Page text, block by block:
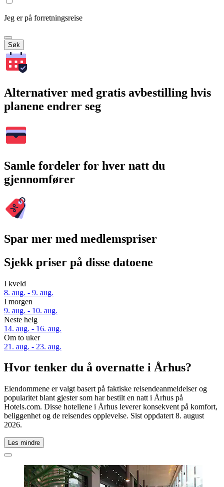
Jeg er på forretningsreise
Søk
Alternativer med gratis avbestilling hvis
planene endrer seg
Samle fordeler for hver natt du
gjennomfører
Spar mer med medlemspriser
Sjekk priser på disse datoene
I kveld
8. aug. - 9. aug.
I morgen
9. aug. - 10. aug.
Neste helg
14. aug. - 16. aug.
Om to uker
21. aug. - 23. aug.
Hvor tenker du å overnatte i Århus?
Eiendommene er valgt basert på faktiske reisendeanmeldelser og
popularitet blant gjester som har bestilt en natt i Århus på
Hotels.com. Disse hotellene i Århus leverer konsekvent på komfort,
beliggenhet og de reisendes opplevelse. Sist oppdatert 8. august
2026.
Les mindre